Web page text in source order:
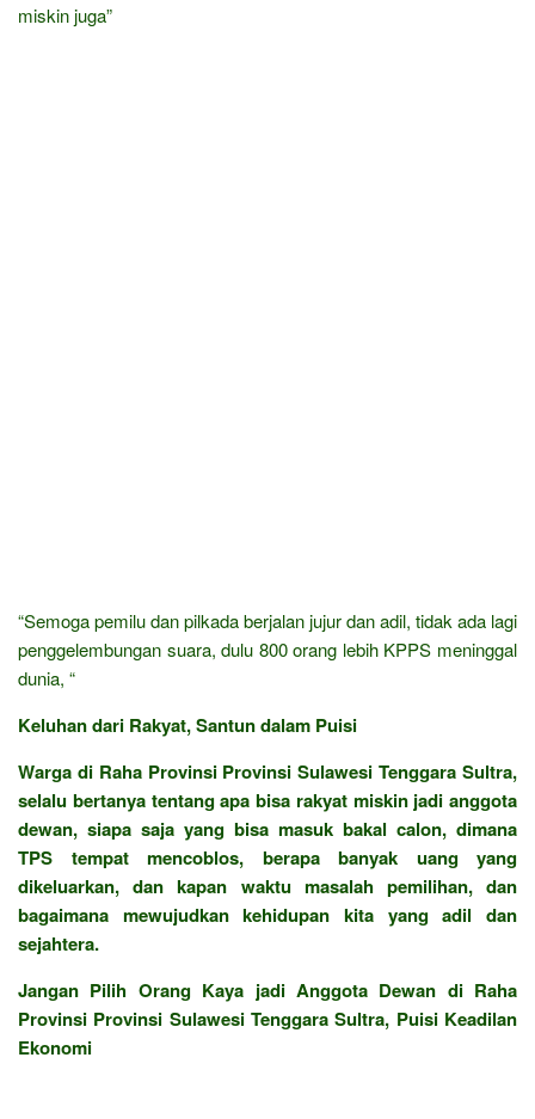
miskin juga”
“Semoga pemilu dan pilkada berjalan jujur dan adil, tidak ada lagi
penggelembungan suara, dulu 800 orang lebih KPPS meninggal
dunia, “
Keluhan dari Rakyat, Santun dalam Puisi
Warga di Raha Provinsi Provinsi Sulawesi Tenggara Sultra,
selalu bertanya tentang apa bisa rakyat miskin jadi anggota
dewan, siapa saja yang bisa masuk bakal calon, dimana
TPS tempat mencoblos, berapa banyak uang yang
dikeluarkan, dan kapan waktu masalah pemilihan, dan
bagaimana mewujudkan kehidupan kita yang adil dan
sejahtera.
Jangan Pilih Orang Kaya jadi Anggota Dewan di Raha
Provinsi Provinsi Sulawesi Tenggara Sultra, Puisi Keadilan
Ekonomi